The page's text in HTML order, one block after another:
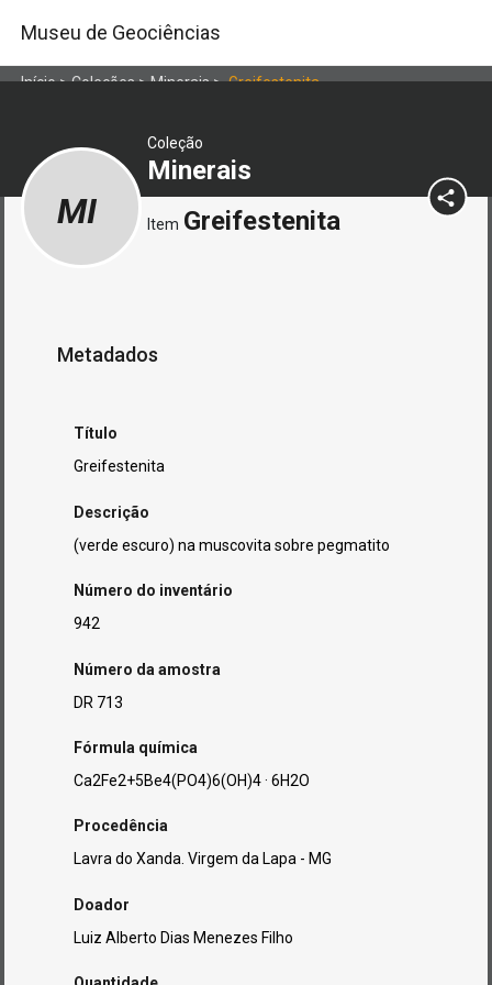
Museu de Geociências
Início>Coleções>Minerais>Greifestenita
Coleção
Minerais
MI Item Greifestenita
Metadados
Título
Greifestenita
Descrição
(verde escuro) na muscovita sobre pegmatito
Número do inventário
942
Número da amostra
DR 713
Fórmula química
Ca2Fe2+5Be4(PO4)6(OH)4 · 6H2O
Procedência
Lavra do Xanda. Virgem da Lapa - MG
Doador
Luiz Alberto Dias Menezes Filho